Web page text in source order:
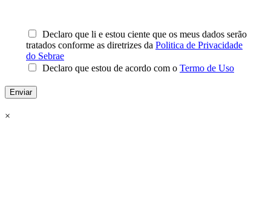
Declaro que li e estou ciente que os meus dados serão
tratados conforme as diretrizes da Politica de Privacidade
do Sebrae
Declaro que estou de acordo com o Termo de Uso
Enviar
×